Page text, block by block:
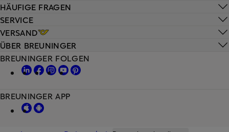
HÄUFIGE FRAGEN
SERVICE
VERSAND
ÜBER BREUNINGER
BREUNINGER FOLGEN
BREUNINGER APP